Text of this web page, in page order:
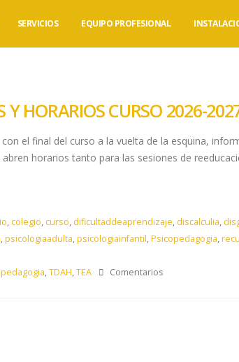
SERVICIOS EQUIPO PROFESIONAL
HORARIOS CURSO 2026-
el final del curso a la vuelta de la esquina,
horarios tanto para las sesiones de
,colegio,curso, dificultaddeaprendizaje, discalculia,
,psicologiaadulta,psicologiainfantil,Psicopedagogia,
,TDAH,TEA Comentarios